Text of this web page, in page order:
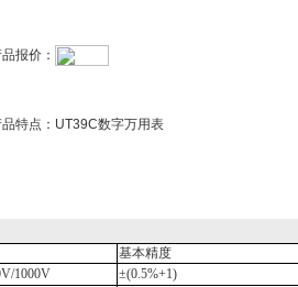
报价：
特点： UT39C数字万用表
基本精度
1000V
±(0.5%+1)